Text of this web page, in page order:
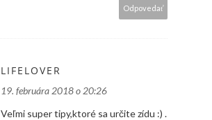
Odpovedať
LIFELOVER
19. februára 2018 o 20:26
Veľmi super tipy,ktoré sa určite zídu :) .